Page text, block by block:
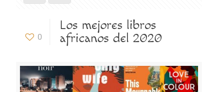
0
Los mejores libros
africanos del 2020